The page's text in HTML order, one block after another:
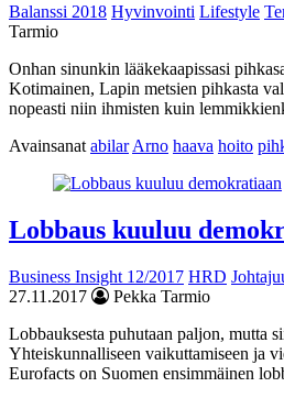
Balanssi 2018 Hyvinvointi Lifestyle
Tarmio
Onhan sinunkin lääkekaapissasi
Kotimainen, Lapin metsien pihkasta
nopeasti niin ihmisten kuin
Avainsanat abilar Arno haava hoito
Lobbaus kuuluu
Business Insight 12/2017 HRD
27.11.2017
Pekka Tarmio
Lobbauksesta puhutaan paljon, mutta
Yhteiskunnalliseen vaikuttamiseen ja
Eurofacts on Suomen ensimmäinen